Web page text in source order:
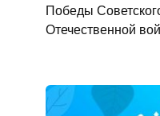
Победы
Отечественной